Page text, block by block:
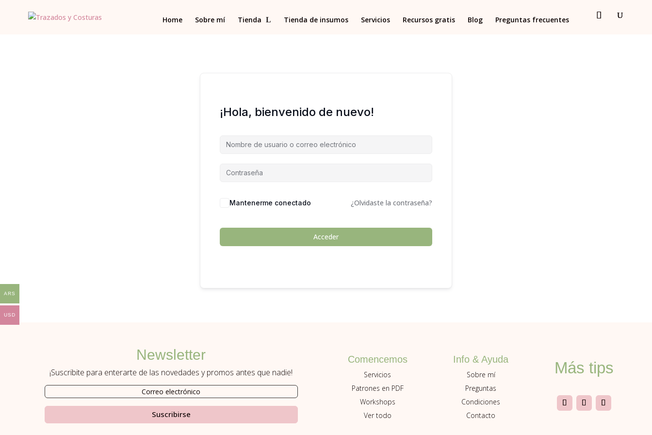
Home Sobre mí Tienda Tienda de insumos Servicios Recursos gratis Blog Preguntas frecuentes
¡Hola, bienvenido de nuevo!
Mantenerme conectado ¿Olvidaste la contraseña?
Acceder
Newsletter
¡Suscribite para enterarte de las novedades y promos antes que nadie!
Suscribirse
Comencemos
Servicios
Patrones en PDF
Workshops
Ver todo
Info & Ayuda
Sobre mí
Preguntas
Condiciones
Contacto
Más tips
ARS
USD